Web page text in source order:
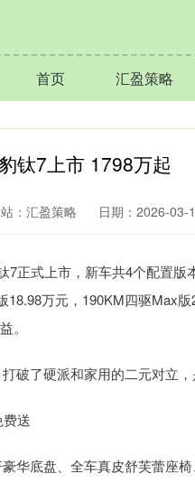
首页 汇盈策略
钛7上市 1798万起
：汇盈策略 日期：2026-03-
7正式上市，新车共4个配置
万元，190KM四驱Max
。
破了硬派和家用的二元对立，
送
华底盘、全车真皮舒芙蕾座